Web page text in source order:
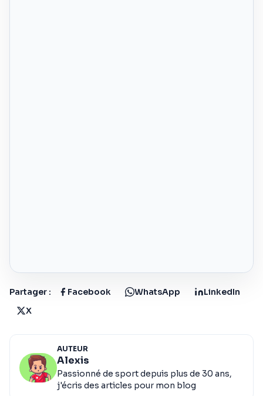
Partager : Facebook WhatsApp
LinkedIn
X
AUTEUR
Alexis
Passionné de sport depuis plus de 30 ans,
j'écris des articles pour mon blog